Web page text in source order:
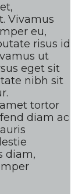
Vivamus
eu,
risus id
ut
eget sit
nibh sit
tortor
diam ac
diam,